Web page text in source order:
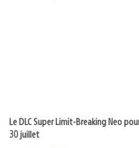
Le DLC Super Limit-Breaking Neo
30 juillet